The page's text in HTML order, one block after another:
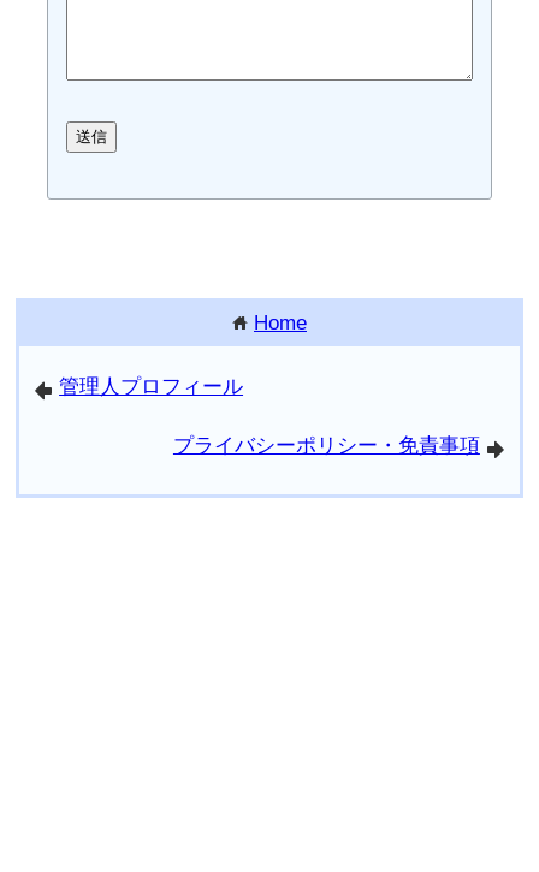
home Home
arrowleft 管理人プロフィール
arrowright
プライバシーポリシー・免責事項